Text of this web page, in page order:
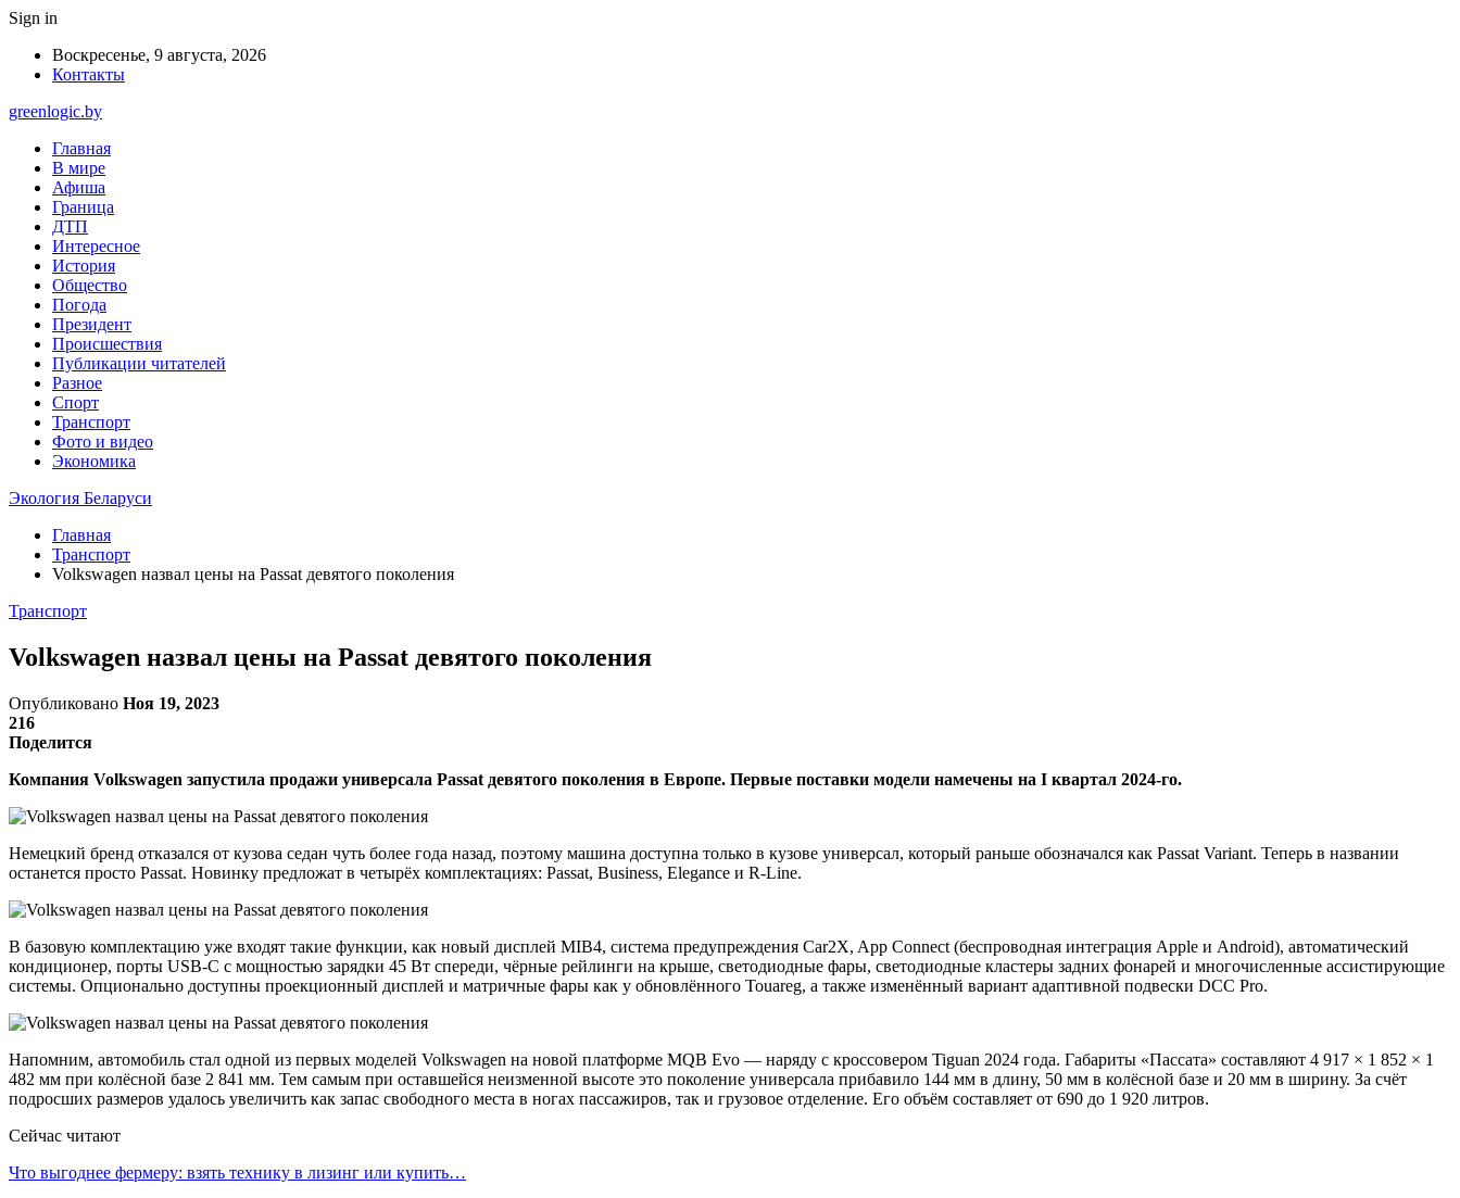
Sign in
Воскресенье, 9 августа, 2026
Контакты
greenlogic.by
Главная
В мире
Афиша
Граница
ДТП
Интересное
История
Общество
Погода
Президент
Происшествия
Публикации читателей
Разное
Спорт
Транспорт
Фото и видео
Экономика
Экология Беларуси
Главная
Транспорт
Volkswagen назвал цены на Passat девятого поколения
Транспорт
Volkswagen назвал цены на Passat девятого поколения
Опубликовано Ноя 19, 2023
216
Поделится
Компания Volkswagen запустила продажи универсала Passat девятого поколения в Европе. Первые поставки модели намечены на I квартал 2024-го.
Немецкий бренд отказался от кузова седан чуть более года назад, поэтому машина доступна только в кузове универсал, который раньше обозначался как Passat Variant. Теперь в названии
останется просто Passat. Новинку предложат в четырёх комплектациях: Passat, Business, Elegance и R-Line.
В базовую комплектацию уже входят такие функции, как новый дисплей MIB4, система предупреждения Car2X, App Connect (беспроводная интеграция Apple и Android), автоматический
кондиционер, порты USB-C с мощностью зарядки 45 Вт спереди, чёрные рейлинги на крыше, светодиодные фары, светодиодные кластеры задних фонарей и многочисленные ассистирующие
системы. Опционально доступны проекционный дисплей и матричные фары как у обновлённого Touareg, а также изменённый вариант адаптивной подвески DCC Pro.
Напомним, автомобиль стал одной из первых моделей Volkswagen на новой платформе MQB Evo — наряду с кроссовером Tiguan 2024 года. Габариты «Пассата» составляют 4 917 × 1 852 × 1
482 мм при колёсной базе 2 841 мм. Тем самым при оставшейся неизменной высоте это поколение универсала прибавило 144 мм в длину, 50 мм в колёсной базе и 20 мм в ширину. За счёт
подросших размеров удалось увеличить как запас свободного места в ногах пассажиров, так и грузовое отделение. Его объём составляет от 690 до 1 920 литров.
Сейчас читают
Что выгоднее фермеру: взять технику в лизинг или купить…